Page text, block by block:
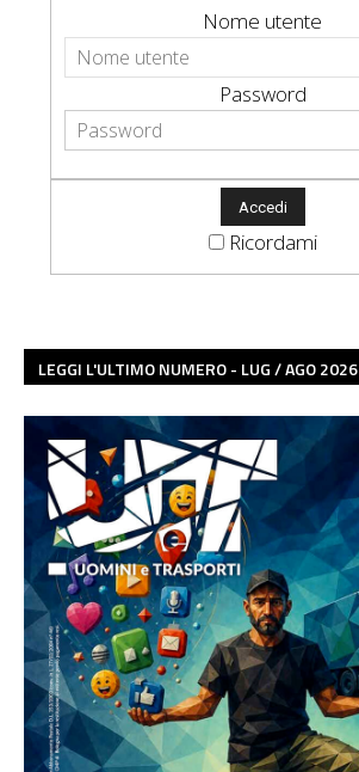
Nome utente
Password
Ricordami
LEGGI L'ULTIMO NUMERO - LUG / AGO 2026